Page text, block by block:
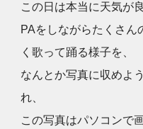
この日は本当に天気が良
PAをしながらたくさん
く歌って踊る様子を、
なんとか写真に収めよ
れ、
この写真はパソコンで